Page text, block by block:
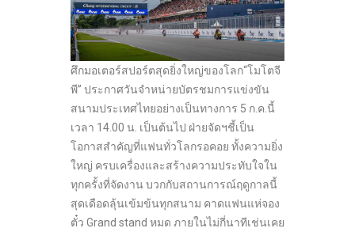
ศึกมอเตอร์สปอร์ตสุดยิ่งใหญ่ของโลก“โมโตจี
พี” ประกาศวันจำหน่ายบัตรชมการแข่งขัน
สนามประเทศไทยอย่างเป็นทางการ 5 ก.ค.นี้
เวลา 14.00 น. เป็นต้นไป ฝ่ายจัดฯชี้เป็น
โอกาสสำคัญที่แฟนทั่วโลกรอคอย ทั้งความยิ่ง
ใหญ่ ครบเครื่องและสร้างความประทับใจใน
ทุกครั้งที่จัดงาน บวกกับสถานการณ์ฤดูกาลนี้
สุดเดือดลุ้นเข้มข้นทุกสนาม คาดแฟนแห่จอง
ตั๋ว Grand stand หมด ภายในไม่กี่นาทีเช่นเคย